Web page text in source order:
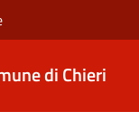
di Chieri